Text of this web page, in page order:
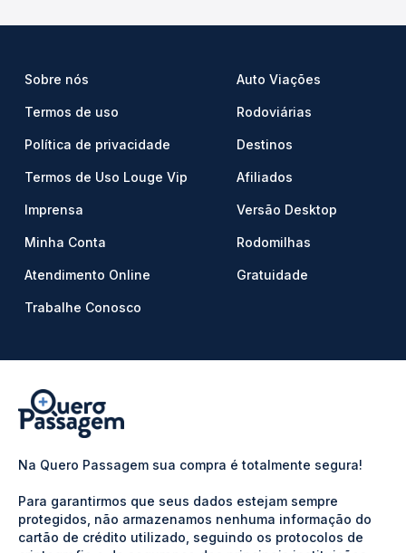
Sobre nós
Termos de uso
Política de privacidade
Termos de Uso Louge Vip
Imprensa
Minha Conta
Atendimento Online
Trabalhe Conosco
Auto Viações
Rodoviárias
Destinos
Afiliados
Versão Desktop
Rodomilhas
Gratuidade
Na Quero Passagem sua compra é totalmente segura!
Para garantirmos que seus dados estejam sempre
protegidos, não armazenamos nenhuma informação do
cartão de crédito utilizado, seguindo os protocolos de